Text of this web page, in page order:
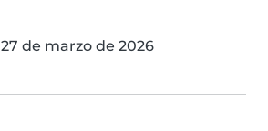
27 de marzo de 2026